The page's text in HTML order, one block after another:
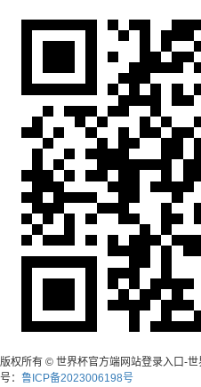
版权所有 © 世界杯官方端网站登录入口-
号： 鲁ICP备2023006198号